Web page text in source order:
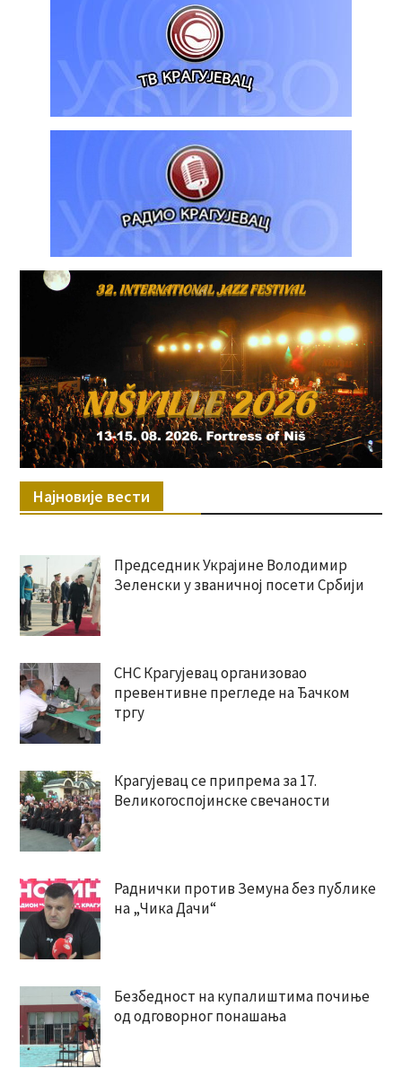
Најновије вести
Председник Украјине Володимир
Зеленски у званичној посети Србији
СНС Крагујевац организовао
превентивне прегледе на Ђачком
тргу
Крагујевац се припрема за 17.
Великогоспојинске свечаности
Раднички против Земуна без публике
на „Чика Дачи“
Безбедност на купалиштима почиње
од одговорног понашања